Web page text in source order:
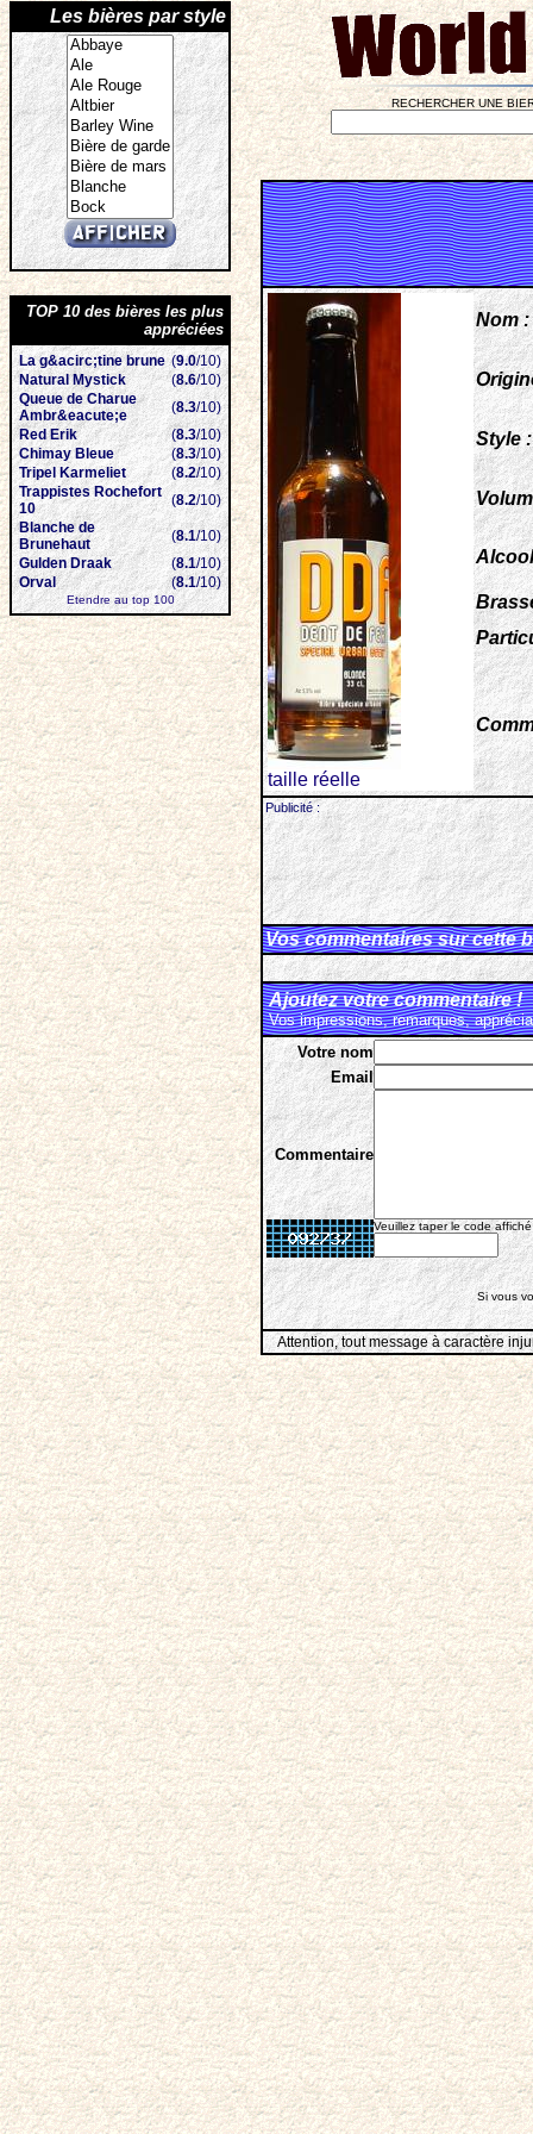
Les bières par style
TOP 10 des bières les plus
appréciées
La g&acirc;tine brune (9.0/10)
Natural Mystick
(8.6/10)
Queue de Charue
Ambr&eacute;e
(8.3/10)
Red Erik
(8.3/10)
Chimay Bleue
(8.3/10)
Tripel Karmeliet
(8.2/10)
Trappistes Rochefort
10
(8.2/10)
Blanche de
Brunehaut
(8.1/10)
Gulden Draak
(8.1/10)
Orval
(8.1/10)
Etendre au top 100
RECHERCHER UNE
taille réelle
Nom :
Style :
Publicité :
Vos commentaires sur cette
Ajoutez votre commentaire !
Vos impressions, remarques,
Votre nom
Email
Commentaire
Veuillez taper le code
Si vous
Attention, tout message à caractère